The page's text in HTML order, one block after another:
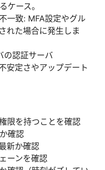
ケース。
一致: MFA設定やグル
れた場合に発生しま
の認証サーバ
安定さやアップデート
限を持つことを確認
確認
新か確認
ーンを確認